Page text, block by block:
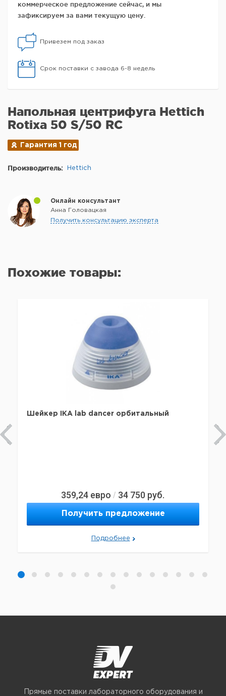
коммерческое предложение сейчас, и мы
зафиксируем за вами текущую цену.
Привезем под заказ
Срок поставки с завода 6-8 недель
Напольная центрифуга Hettich
Rotixa 50 S/50 RC
Гарантия 1 год
Производитель: Hettich
Онлайн консультант
Анна Головацкая
Получить консультацию эксперта
Похожие товары:
Шейкер IKA lab dancer орбитальный
359,24 евро / 34 750 руб.
Получить предложение
Подробнее
Прямые поставки лабораторного оборудования и